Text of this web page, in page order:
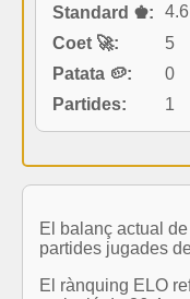
Standard ♚: 4.6
Coet 🚀:
5
Patata 🥔:
0
Partides:
1
El balanç actual
partides jugades
El rànquing ELO